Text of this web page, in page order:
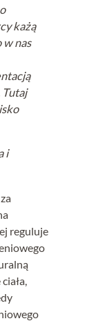
każą
w nas
Tutaj
i
reguluje